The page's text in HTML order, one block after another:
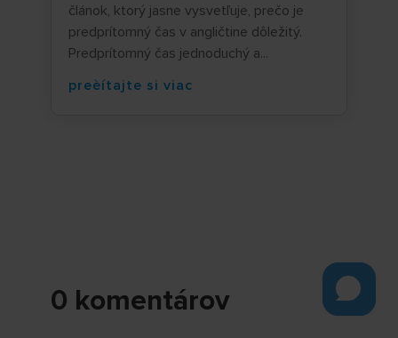
článok, ktorý jasne vysvetľuje, prečo je
predprítomný čas v angličtine dôležitý.
Predprítomný čas jednoduchý a...
preèítajte si viac
0 komentárov